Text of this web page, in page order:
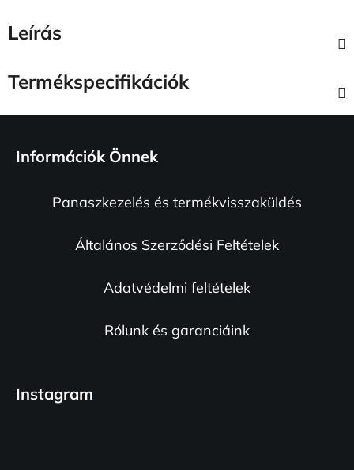
Leírás
Termékspecifikációk
Információk Önnek
Panaszkezelés és termékvisszaküldés
Általános Szerződési Feltételek
Adatvédelmi feltételek
Rólunk és garanciáink
Instagram